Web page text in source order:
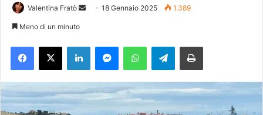
Valentina Fratò
n
18 Gennaio 2025 1.389
Meno di un minuto
Telegram